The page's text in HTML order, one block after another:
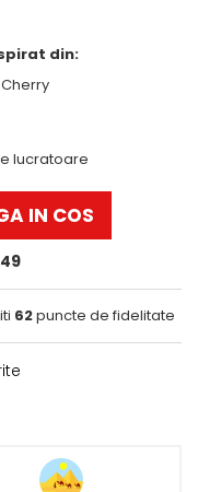
din:
lucratoare
IN COS
62puncte de fidelitate